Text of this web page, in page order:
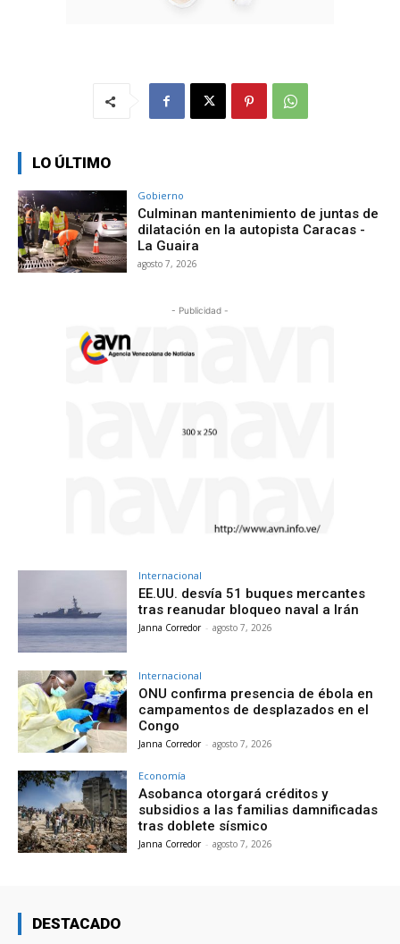
LO ÚLTIMO
Gobierno
Culminan mantenimiento de juntas de
dilatación en la autopista Caracas -
La Guaira
agosto 7, 2026
- Publicidad -
Internacional
EE.UU. desvía 51 buques mercantes
tras reanudar bloqueo naval a Irán
Janna Corredor - agosto 7, 2026
Internacional
ONU confirma presencia de ébola en
campamentos de desplazados en el
Congo
Janna Corredor - agosto 7, 2026
Economía
Asobanca otorgará créditos y
subsidios a las familias damnificadas
tras doblete sísmico
Janna Corredor - agosto 7, 2026
DESTACADO